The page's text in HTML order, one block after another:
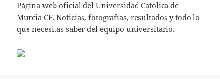
Página web oficial del Universidad Católica de
Murcia CF. Noticias, fotografías, resultados y todo lo
que necesitas saber del equipo universitario.